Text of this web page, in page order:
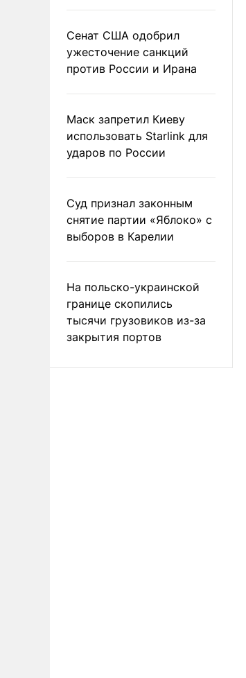
Сенат США одобрил
ужесточение санкций
против России и Ирана
Маск запретил Киеву
использовать Starlink для
ударов по России
Суд признал законным
снятие партии «Яблоко» с
выборов в Карелии
На польско-украинской
границе скопились
тысячи грузовиков из-за
закрытия портов